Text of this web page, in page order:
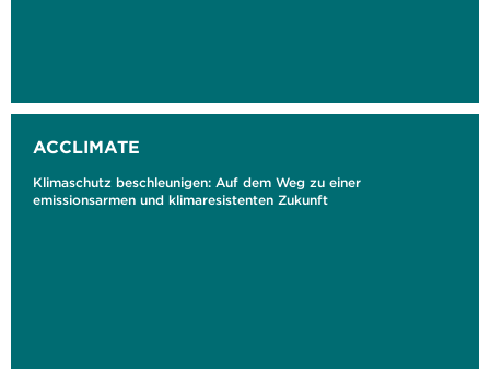
ACCLIMATE
Klimaschutz beschleunigen: Auf dem Weg zu einer
emissionsarmen und klimaresistenten Zukunft